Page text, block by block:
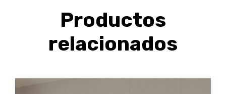
Productos
relacionados